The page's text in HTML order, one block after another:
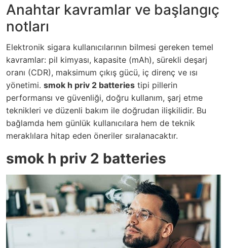
Anahtar kavramlar ve başlangıç
notları
Elektronik sigara kullanıcılarının bilmesi gereken temel
kavramlar: pil kimyası, kapasite (mAh), sürekli deşarj
oranı (CDR), maksimum çıkış gücü, iç direnç ve ısı
yönetimi. smok h priv 2 batteries tipi pillerin
performansı ve güvenliği, doğru kullanım, şarj etme
teknikleri ve düzenli bakım ile doğrudan ilişkilidir. Bu
bağlamda hem günlük kullanıcılara hem de teknik
meraklılara hitap eden öneriler sıralanacaktır.
smok h priv 2 batteries